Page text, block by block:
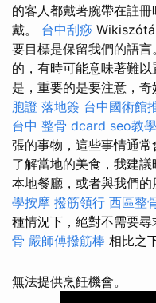
的客人都戴著腕帶在註
戴。 台中刮痧
要目標是保留我們的語
的，有時可能意味著難以
是，重要的是要注意，
胞證 落地簽 台中國術館
台中 整骨 dcard seo教學
張的事物，這些事情通
了解當地的美食，我建
本地餐廳，或者與我們的
學按摩 撥筋領行 西區整
種情況下，絕對不需要尋
骨 嚴師傅撥筋棒 相比之
無法提供烹飪機會。